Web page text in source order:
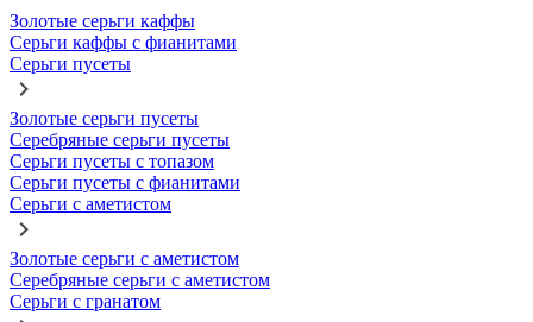
Золотые серьги каффы
Серьги каффы с фианитами
Серьги пусеты
Золотые серьги пусеты
Серебряные серьги пусеты
Серьги пусеты с топазом
Серьги пусеты с фианитами
Серьги с аметистом
Золотые серьги с аметистом
Серебряные серьги с аметистом
Серьги с гранатом